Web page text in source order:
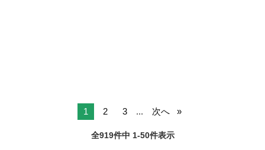
1 2 3 ... 次へ
全919件中 1-50件表示